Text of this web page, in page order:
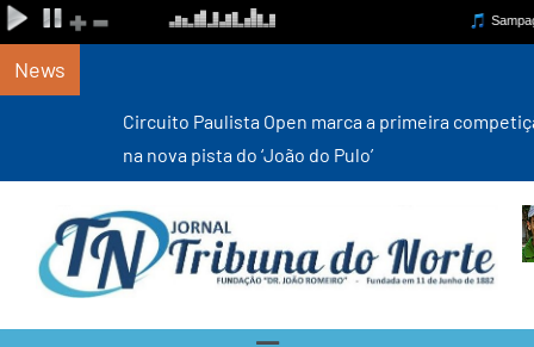
News
Circuito Paulista Open marca a primeira competição estadual
na nova pista do ‘João do Pulo’